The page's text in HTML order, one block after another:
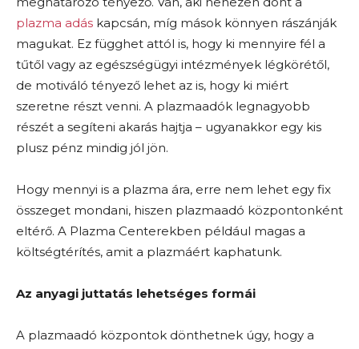
plazma adás kapcsán, míg mások könnyen rászánják
magukat. Ez függhet attól is, hogy ki mennyire fél a
tűtől vagy az egészségügyi intézmények légkörétől,
de motiváló tényező lehet az is, hogy ki miért
szeretne részt venni. A plazmaadók legnagyobb
részét a segíteni akarás hajtja – ugyanakkor egy kis
plusz pénz mindig jól jön.
Hogy mennyi is a plazma ára, erre nem lehet egy fix
összeget mondani, hiszen plazmaadó központonként
eltérő. A Plazma Centerekben például magas a
költségtérítés, amit a plazmáért kaphatunk.
Az anyagi juttatás lehetséges formái
A plazmaadó központok dönthetnek úgy, hogy a